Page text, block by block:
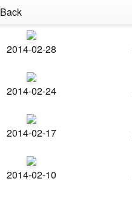
Back
2014-02-28
2014-02-24
2014-02-17
2014-02-10